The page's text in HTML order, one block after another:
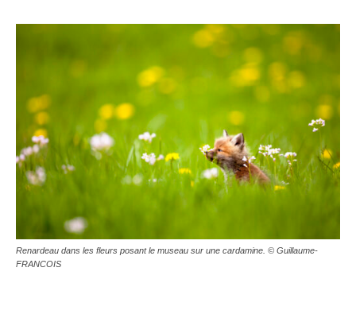
Renardeau dans les fleurs posant le museau sur une cardamine. © Guillaume-
FRANCOIS